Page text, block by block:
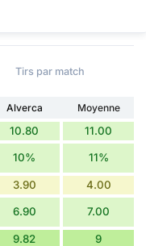
Tirs par match
Alverca
Moyenne
10.80 11.00
10% 11%
3.90 4.00
6.90 7.00
9.82 9